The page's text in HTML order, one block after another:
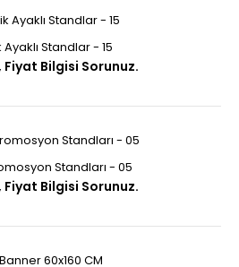
Ayaklı Standlar - 15
Bilgisi Sorunuz.
Standları - 05
Bilgisi Sorunuz.